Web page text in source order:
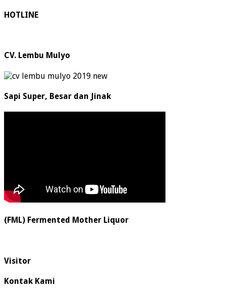
HOTLINE
CV. Lembu Mulyo
Sapi Super, Besar dan Jinak
(FML) Fermented Mother Liquor
Visitor
Kontak Kami